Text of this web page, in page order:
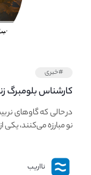
#خبری
کارشناس بلومبرگ
معرض خطر سقوط
نو مبارزه می‌کنند، یکی
نااریب